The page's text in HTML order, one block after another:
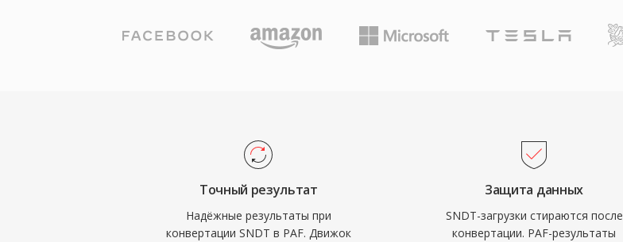
Точный результат
Надёжные результаты при
конвертации SNDT в PAF. Движок
Защита данных
SNDT-загрузки стираются после
конвертации. PAF-результаты